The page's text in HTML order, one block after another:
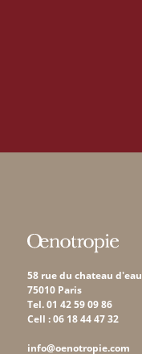
58 rue du chateau d'eau
75010 Paris
Tel. 01 42 59 09 86
Cell : 06 18 44 47 32
info@oenotropie.com